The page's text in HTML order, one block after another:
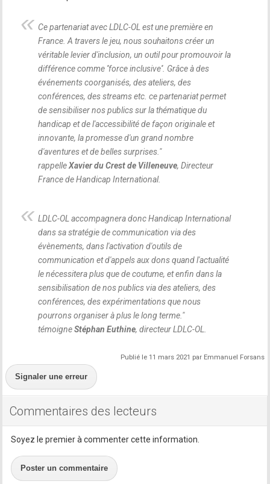
Ce partenariat avec LDLC-OL est une première en
France. A travers le jeu, nous souhaitons créer un
véritable levier d'inclusion, un outil pour promouvoir la
différence comme ''force inclusive''. Grâce à des
événements coorganisés, des ateliers, des
conférences, des streams etc. ce partenariat permet
de sensibiliser nos publics sur la thématique du
handicap et de l'accessibilité de façon originale et
innovante, la promesse d'un grand nombre
d'aventures et de belles surprises."
rappelleXavier du Crest de Villeneuve, Directeur
France de Handicap International.
LDLC-OL accompagnera donc Handicap International
dans sa stratégie de communication via des
évènements, dans l'activation d'outils de
communication et d'appels aux dons quand l'actualité
le nécessitera plus que de coutume, et enfin dans la
sensibilisation de nos publics via des ateliers, des
conférences, des expérimentations que nous
pourrons organiser à plus le long terme."
témoigneStéphan Euthine, directeur LDLC-OL.
Publié le 11 mars 2021 par Emmanuel Forsans
Signaler une erreur
Commentaires des lecteurs
Soyez le premier à commenter cette information.
Poster un commentaire